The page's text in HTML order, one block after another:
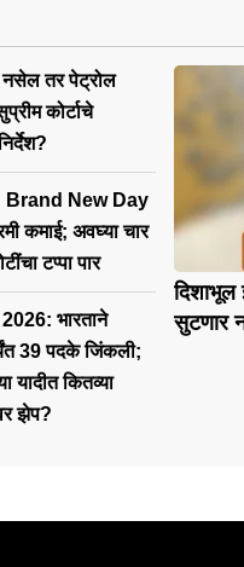
नसेल तर पेट्रोल
कोर्टाचे
Brand New Day
कमाई; अवघ्या चार
टप्पा पार
भारताने
39 पदके जिंकली;
यादीत कितव्या
झेप?
दिशाभूल
सुटणार